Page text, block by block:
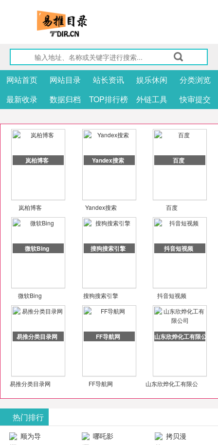
网站首页 网站目录 站长资讯 娱乐休闲
分类浏览
最新收录
数据归档 TOP排行榜 外链工具 快审提交
岚柏博客
岚柏博客
Yandex搜索
Yandex搜索
百度
百度
微软Bing
微软Bing
搜狗搜索引擎
搜狗搜索引擎
抖音短视频
抖音短视频
易推分类目录网
易推分类目录网
FF导航网
FF导航网
山东欣烨化工有限公司
山东欣烨化工有限公
热门排行
顺为导
哪吒影
拷贝漫